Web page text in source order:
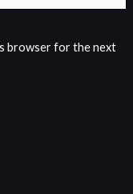
browser for the next